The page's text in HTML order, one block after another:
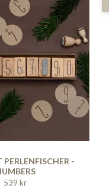
PERLENFISCHER -
539 kr